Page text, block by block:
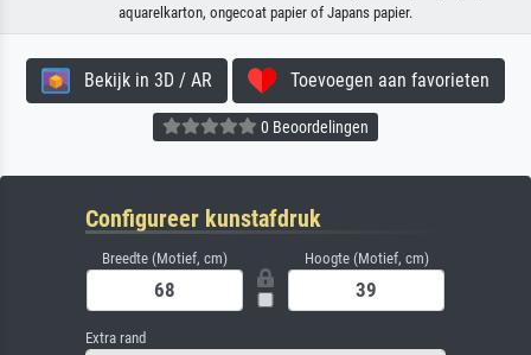
aquarelkarton, ongecoat papier of Japans papier.
Bekijk in 3D / AR Toevoegen aan favorieten
0 Beoordelingen
Configureer kunstafdruk
Breedte (Motief, cm) Hoogte (Motief, cm)
Extra rand